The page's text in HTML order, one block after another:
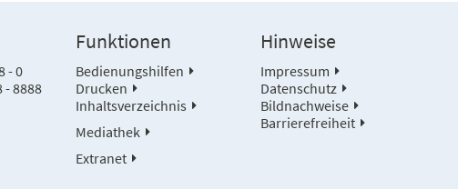
- 0
- 8888
Funktionen
Bedienungshilfen
Drucken
Inhaltsverzeichnis
Mediathek
Extranet
Hinweise
Impressum
Datenschutz
Bildnachweise
Barrierefreiheit